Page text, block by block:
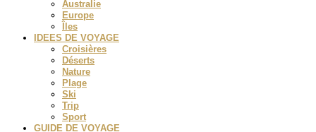
Australie
Europe
Îles
IDEES DE VOYAGE
Croisières
Déserts
Nature
Plage
Ski
Trip
Sport
GUIDE DE VOYAGE